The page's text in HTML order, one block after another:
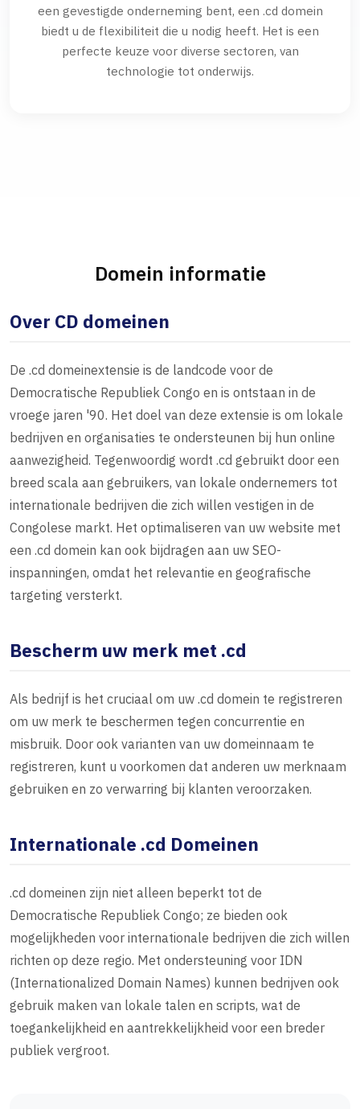
een gevestigde onderneming bent, een .cd domein
biedt u de flexibiliteit die u nodig heeft. Het is een
perfecte keuze voor diverse sectoren, van
technologie tot onderwijs.
Domein informatie
Over CD domeinen
De .cd domeinextensie is de landcode voor de
Democratische Republiek Congo en is ontstaan in de
vroege jaren '90. Het doel van deze extensie is om lokale
bedrijven en organisaties te ondersteunen bij hun online
aanwezigheid. Tegenwoordig wordt .cd gebruikt door een
breed scala aan gebruikers, van lokale ondernemers tot
internationale bedrijven die zich willen vestigen in de
Congolese markt. Het optimaliseren van uw website met
een .cd domein kan ook bijdragen aan uw SEO-
inspanningen, omdat het relevantie en geografische
targeting versterkt.
Bescherm uw merk met .cd
Als bedrijf is het cruciaal om uw .cd domein te registreren
om uw merk te beschermen tegen concurrentie en
misbruik. Door ook varianten van uw domeinnaam te
registreren, kunt u voorkomen dat anderen uw merknaam
gebruiken en zo verwarring bij klanten veroorzaken.
Internationale .cd Domeinen
.cd domeinen zijn niet alleen beperkt tot de
Democratische Republiek Congo; ze bieden ook
mogelijkheden voor internationale bedrijven die zich willen
richten op deze regio. Met ondersteuning voor IDN
(Internationalized Domain Names) kunnen bedrijven ook
gebruik maken van lokale talen en scripts, wat de
toegankelijkheid en aantrekkelijkheid voor een breder
publiek vergroot.